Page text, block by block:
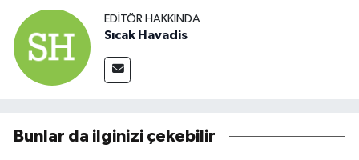
EDITÖR HAKKINDA
Sıcak Havadis
Bunlar da ilginizi çekebilir